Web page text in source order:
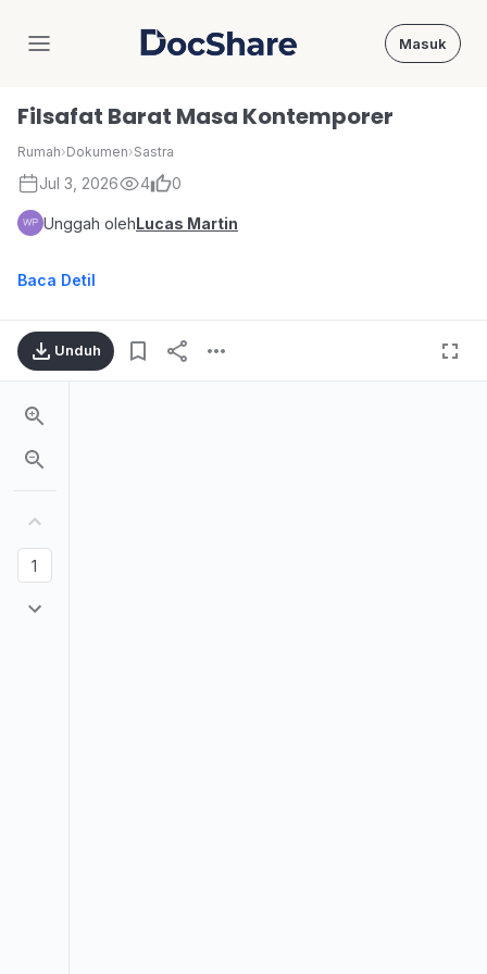
DocShare Masuk
Filsafat Barat Masa Kontemporer
Rumah›Dokumen›Sastra
Jul 3, 2026 4 0
Unggah olehLucas Martin
Baca Detil
Unduh